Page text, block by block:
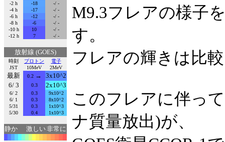
-2 h
-18
-/ -
-4 h
-17
-/ -
-6 h
-12
-/ -
-8 h
-6
-/ -
-10 h
10
-/ -
-12 h
7 -/ -
放射線 (GOES)
時刻
JST
プロトン
10MeV
電子
2MeV
最新 0.2→
3x10^2
6/ 3
0.3 2x10^3
6/ 2 0.3
9x10^2
6/ 1
0.3
8x10^2
5/31
0.3
1x10^3
5/30
0.4 1x10^3
静か 激しい非常に
M9.3フレアの様子
す。
フレアの輝きは比
このフレアに伴っ
ナ質量放出)が、